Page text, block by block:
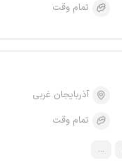
تمام وقت
آذربایجان غربی
تمام وقت
...